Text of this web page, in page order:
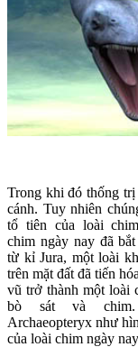
Trong khi đó thống trị
cánh. Tuy nhiên
tổ tiên của loài
chim ngày nay đã
từ kỉ Jura, một loài
trên mặt đất đã tiến
vũ trở thành một loài
bò sát và
Archaeopteryx như
của loài chim ngày